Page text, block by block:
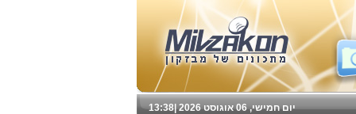
13:38 יום חמישי, 06 אוגוסט 2026 |